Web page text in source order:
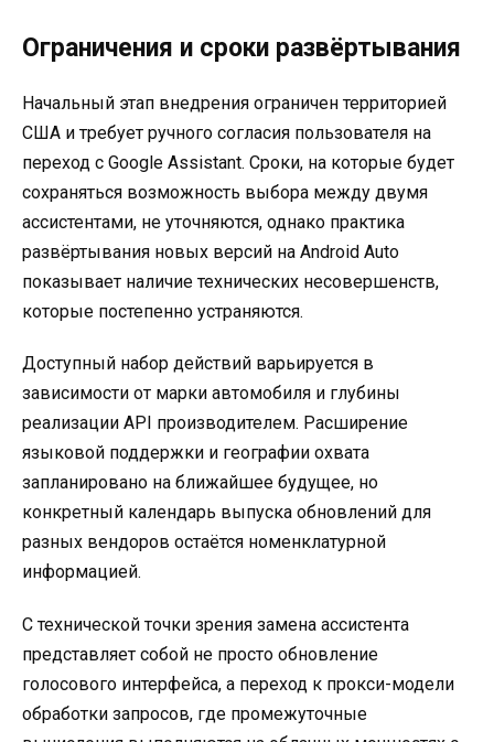
Ограничения и сроки развёртывания
Начальный этап внедрения ограничен территорией
США и требует ручного согласия пользователя на
переход с Google Assistant. Сроки, на которые будет
сохраняться возможность выбора между двумя
ассистентами, не уточняются, однако практика
развёртывания новых версий на Android Auto
показывает наличие технических несовершенств,
которые постепенно устраняются.
Доступный набор действий варьируется в
зависимости от марки автомобиля и глубины
реализации API производителем. Расширение
языковой поддержки и географии охвата
запланировано на ближайшее будущее, но
конкретный календарь выпуска обновлений для
разных вендоров остаётся номенклатурной
информацией.
С технической точки зрения замена ассистента
представляет собой не просто обновление
голосового интерфейса, а переход к прокси-модели
обработки запросов, где промежуточные